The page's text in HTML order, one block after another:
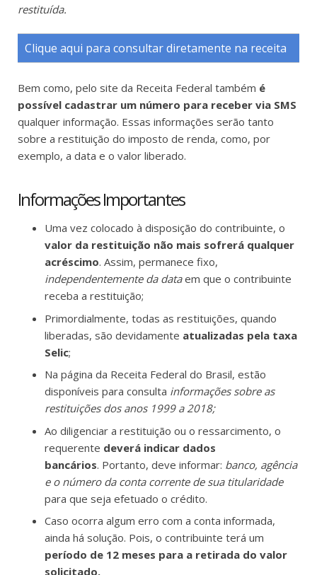
restituída.
Clique aqui para consultar diretamente na receita
Bem como, pelo site da Receita Federal também é
possível cadastrar um número para receber via SMS
qualquer informação. Essas informações serão tanto
sobre a restituição do imposto de renda, como, por
exemplo, a data e o valor liberado.
Informações Importantes
Uma vez colocado à disposição do contribuinte, o
valor da restituição não mais sofrerá qualquer
acréscimo. Assim, permanece fixo,
independentemente da dataem que o contribuinte
receba a restituição;
Primordialmente, todas as restituições, quando
liberadas, são devidamente atualizadas pela taxa
Selic;
Na página da Receita Federal do Brasil, estão
disponíveis para consulta informações sobre as
restituições dos anos 1999 a 2018;
Ao diligenciar a restituição ou o ressarcimento, o
requerente deverá indicar dados
bancários. Portanto, deve informar: banco, agência
e o número da conta corrente de sua titularidade
para que seja efetuado o crédito.
Caso ocorra algum erro com a conta informada,
ainda há solução. Pois, o contribuinte terá um
período de 12 meses para a retirada do valor
solicitado.